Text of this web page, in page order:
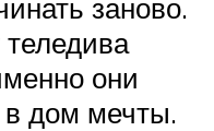
заново.
они
в дом мечты.